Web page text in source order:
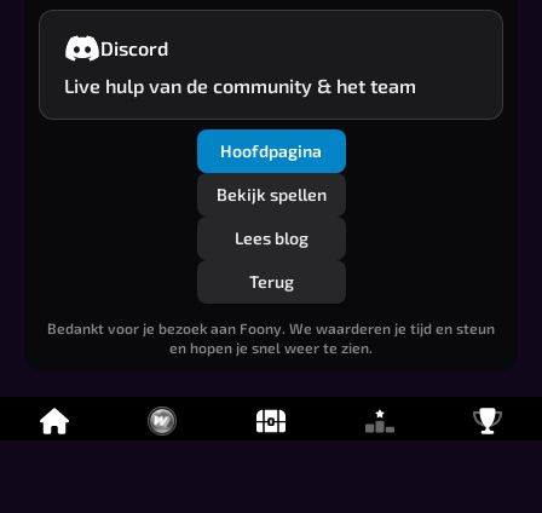
Discord
Live hulp van de community & het team
Hoofdpagina
Bekijk spellen
Lees blog
Terug
Bedankt voor je bezoek aan Foony. We waarderen je tijd en steun
en hopen je snel weer te zien.